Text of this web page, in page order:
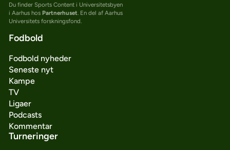
Du finder Sports Content i Universitetsbyen
i Aarhus hos Partnerhuset. En del af Aarhus
Universitets forskningsfond.
Fodbold
Fodbold nyheder
Seneste nyt
Kampe
TV
Ligaer
Podcasts
Kommentar
Turneringer